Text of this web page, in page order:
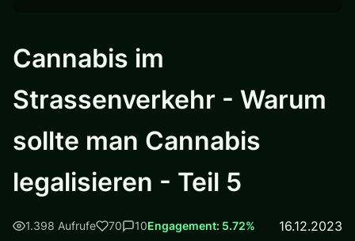
Cannabis im
Strassenverkehr - Warum
sollte man Cannabis
legalisieren - Teil 5
1.398 Aufrufe 70 10Engagement: 5.72% 16.12.2023